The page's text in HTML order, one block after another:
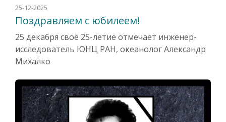
25-12-2025
Поздравляем с юбилеем!
25 декабря своё 25-летие отмечает инженер-
исследователь ЮНЦ РАН, океанолог Александр
Михалко